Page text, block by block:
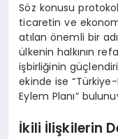
Söz konusu
ticaretin ve
atılan önemli bir
ülkenin halkının
işbirliğinin
ekinde ise
Eylem Planı”
İkili İlişkilerin